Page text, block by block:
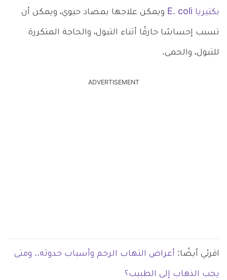
بكتيريا E. coli ويمكن علاجها بمضاد حيوي، ويمكن أن
تسبب إحساسًا حارقًا أثناء التبول، والحاجة المتكررة
للتبول، والحمى.
ADVERTISEMENT
اقرئي أيضًا: أعراض التهاب الرحم وأسباب حدوثه.. ومتى
يجب الذهاب إلى الطبيب؟